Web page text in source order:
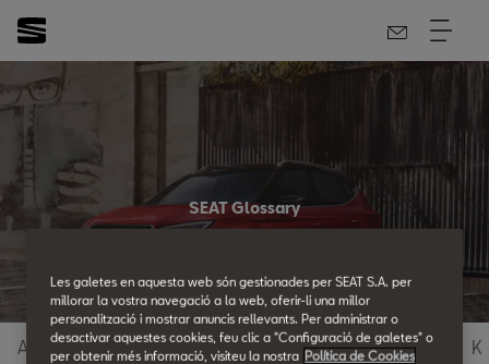
SEAT Glossary
A B C D E F G H I J K
Les galetes en aquesta web són gestionades per SEAT S.A. per
millorar la vostra navegació a la web, oferir-li una millor
personalització i mostrar anuncis rellevants. Per administrar o
desactivar aquestes cookies, feu clic a "Configuració de galetes" o
per obtenir més informació, visiteu la nostra Política de Cookies